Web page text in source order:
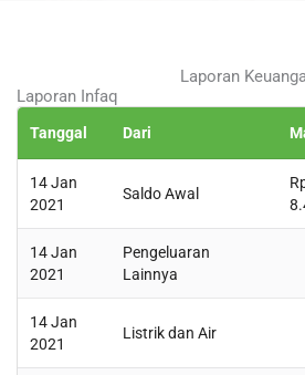
Laporan
Laporan Infaq
Tanggal Dari
14 Jan
2021
Saldo Awal
14 Jan
2021
Pengeluaran
Lainnya
14 Jan
2021
Listrik dan Air